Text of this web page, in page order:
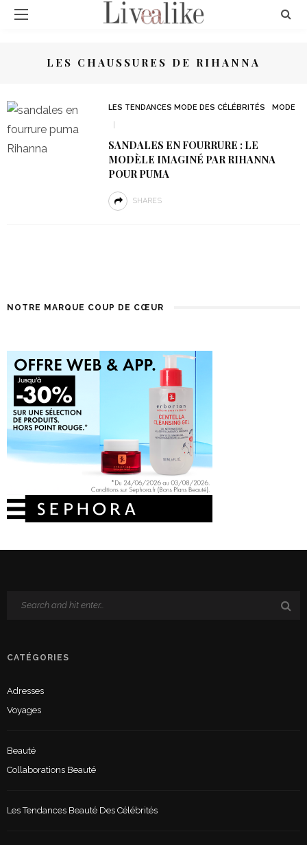
LES CHAUSSURES DE RIHANNA
LES TENDANCES MODE DES CÉLÉBRITÉS MODE
SANDALES EN FOURRURE : LE
MODÈLE IMAGINÉ PAR RIHANNA
POUR PUMA
SHARES
NOTRE MARQUE COUP DE CŒUR
CATÉGORIES
Adresses
Voyages
Beauté
Collaborations Beauté
Les Tendances Beauté Des Célébrités